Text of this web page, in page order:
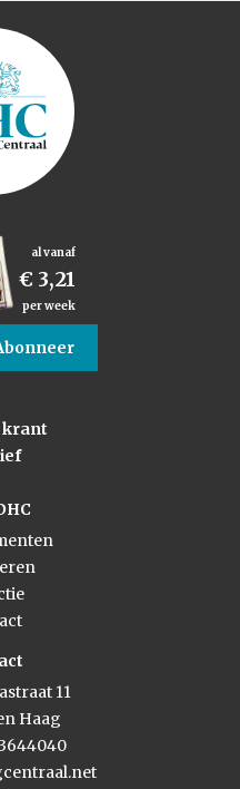
al vanaf
€ 3,21
per week
krant
11
Haag